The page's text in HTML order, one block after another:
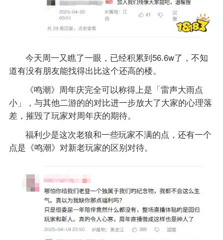
今天周一又瞧了一眼，已经积累到56.6w了，不知
道有没有朋友能找得出比这个还高的楼。
《鸣潮》周年庆完全可以称得上是「雷声大雨点
小」，与其他二游的的对比进一步放大了大家的心理落
差，摧毁了玩家对周年庆的期待。
福利少是这次老狼和一些玩家不满的点，还有一个
点是《鸣潮》对新老玩家的区别对待。